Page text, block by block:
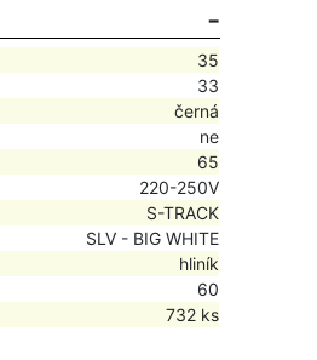
35
33
černá
ne
65
220-250V
S-TRACK
SLV - BIG WHITE
hliník
60
732 ks